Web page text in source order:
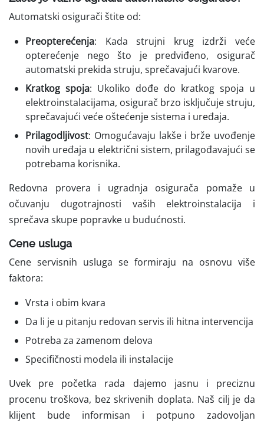
Automatski osigurači štite od:
Preopterećenja: Kada strujni krug izdrži veće
opterećenje nego što je predviđeno, osigurač
automatski prekida struju, sprečavajući kvarove.
Kratkog spoja: Ukoliko dođe do kratkog spoja u
elektroinstalacijama, osigurač brzo isključuje struju,
sprečavajući veće oštećenje sistema i uređaja.
Prilagodljivost: Omogućavaju lakše i brže uvođenje
novih uređaja u električni sistem, prilagođavajući se
potrebama korisnika.
Redovna provera i ugradnja osigurača pomaže u
očuvanju dugotrajnosti vaših elektroinstalacija i
sprečava skupe popravke u budućnosti.
Cene usluga
Cene servisnih usluga se formiraju na osnovu više
faktora:
Vrsta i obim kvara
Da li je u pitanju redovan servis ili hitna intervencija
Potreba za zamenom delova
Specifičnosti modela ili instalacije
Uvek pre početka rada dajemo jasnu i preciznu
procenu troškova, bez skrivenih doplata. Naš cilj je da
klijent bude informisan i potpuno zadovoljan